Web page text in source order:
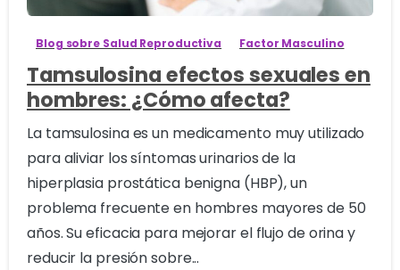
Blog sobre Salud Reproductiva Factor Masculino
Tamsulosina efectos sexuales en
hombres: ¿Cómo afecta?
La tamsulosina es un medicamento muy utilizado
para aliviar los síntomas urinarios de la
hiperplasia prostática benigna (HBP), un
problema frecuente en hombres mayores de 50
años. Su eficacia para mejorar el flujo de orina y
reducir la presión sobre...